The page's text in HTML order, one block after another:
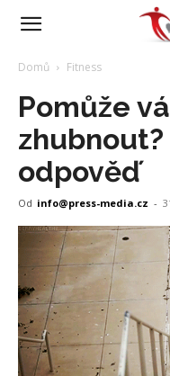
Domů Fitness
Pomůže
odpověď
Od info@press-media.cz -